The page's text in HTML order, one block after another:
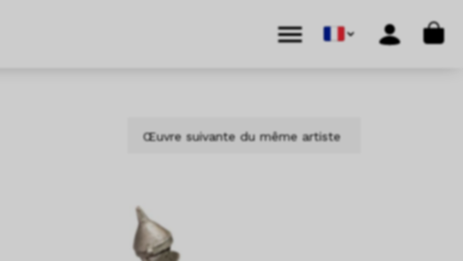
Cart
Œuvre suivante du même artiste